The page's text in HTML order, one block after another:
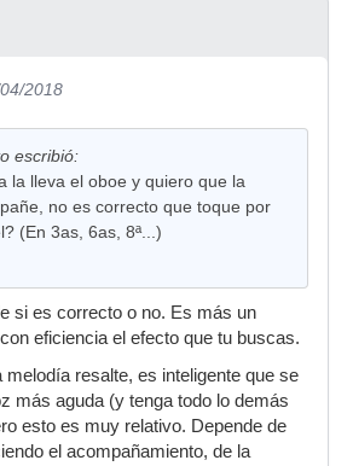
2018
escribió:
la lleva el oboe y quiero que la
no es correcto que toque por
(En 3as, 6as, 8ª...)
si es correcto o no. Es más un
eficiencia el efecto que tu buscas.
melodía resalte, es inteligente que se
más aguda (y tenga todo lo demás
esto es muy relativo. Depende de
el acompañamiento, de la